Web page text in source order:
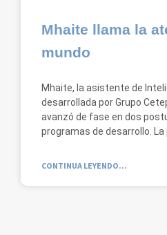
Mhaite llama la
mundo
Mhaite, la asistente de
desarrollada por Grupo
avanzó de fase en dos
programas de desarrollo.
CONTINUA LEYENDO...